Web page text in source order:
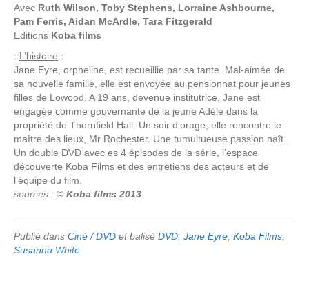
Avec Ruth Wilson, Toby Stephens, Lorraine Ashbourne,
Pam Ferris, Aidan McArdle, Tara Fitzgerald
Editions Koba films
::L’histoire::
Jane Eyre, orpheline, est recueillie par sa tante. Mal-aimée de
sa nouvelle famille, elle est envoyée au pensionnat pour jeunes
filles de Lowood. A 19 ans, devenue institutrice, Jane est
engagée comme gouvernante de la jeune Adèle dans la
propriété de Thornfield Hall. Un soir d’orage, elle rencontre le
maître des lieux, Mr Rochester. Une tumultueuse passion naît…
Un double DVD avec es 4 épisodes de la série, l’espace
découverte Koba Films et des entretiens des acteurs et de
l’équipe du film.
sources : ©Koba films 2013
Publié dans Ciné / DVD et balisé DVD Jane Eyre Koba Films
Susanna White